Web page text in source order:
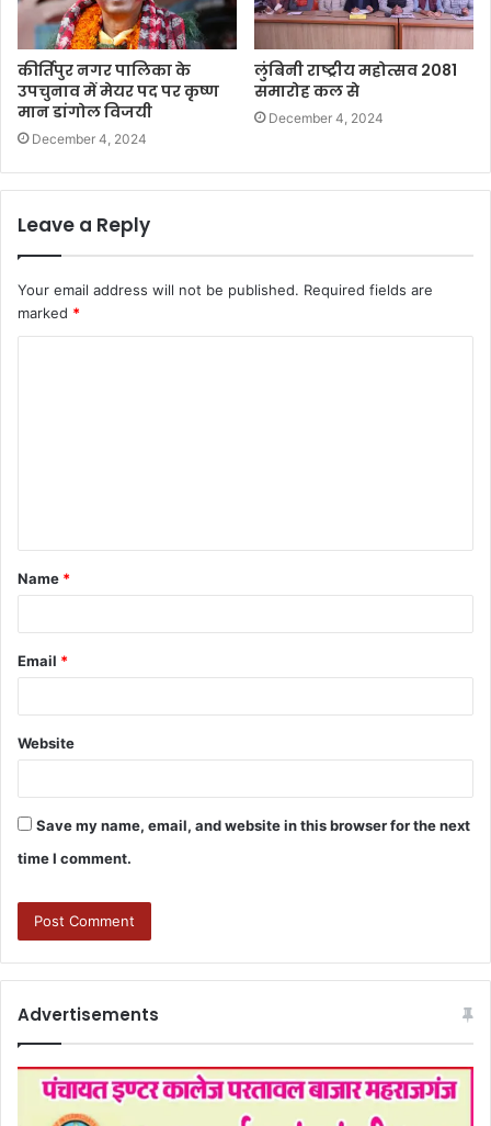
कीर्तिपुर नगर पालिका के
उपचुनाव में मेयर पद पर कृष्ण
मान डांगोल विजयी
December 4, 2024
लुंबिनी राष्ट्रीय महोत्सव 2081
समारोह कल से
December 4, 2024
Leave a Reply
Your email address will not be published. Required fields are
marked *
Name *
Email *
Website
Save my name, email, and website in this browser for the next
time I comment.
Advertisements